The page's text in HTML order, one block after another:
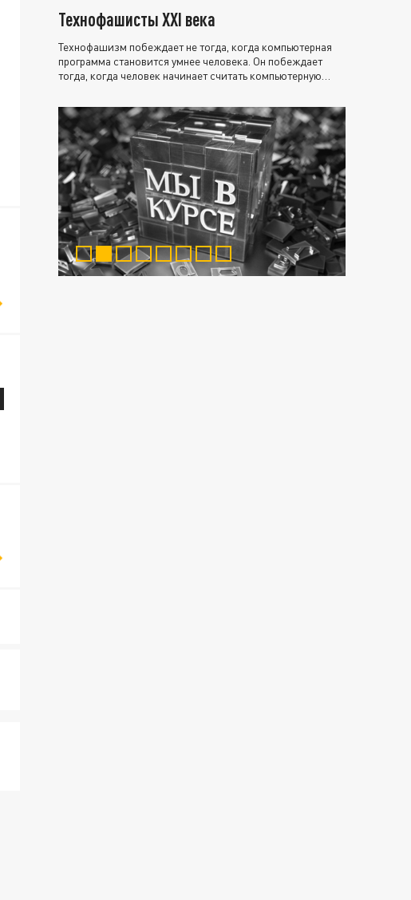
Технофашисты XXI века
Технофашизм побеждает не тогда, когда компьютерная
программа становится умнее человека. Он побеждает
тогда, когда человек начинает считать компьютерную